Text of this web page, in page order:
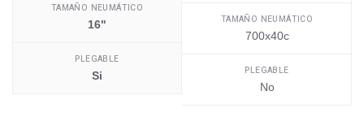
TAMAÑO NEUMÁTICO
16"
PLEGABLE
Si
TAMAÑO NEUMÁTICO
700x40c
PLEGABLE
No